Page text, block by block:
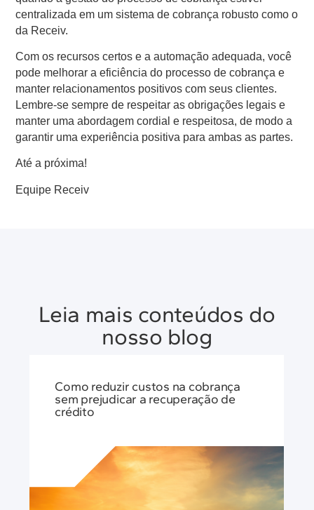
centralizada em um sistema de cobrança robusto como o
da Receiv.
Com os recursos certos e a automação adequada, você
pode melhorar a eficiência do processo de cobrança e
manter relacionamentos positivos com seus clientes.
Lembre-se sempre de respeitar as obrigações legais e
manter uma abordagem cordial e respeitosa, de modo a
garantir uma experiência positiva para ambas as partes.
Até a próxima!
Equipe Receiv
Leia mais conteúdos do
nosso blog
Como reduzir custos na cobrança
sem prejudicar a recuperação de
crédito